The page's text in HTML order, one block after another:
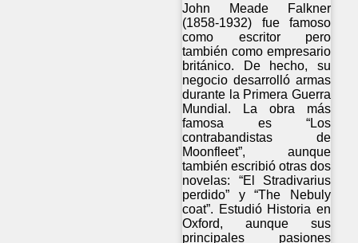
John Meade Falkner
(1858-1932) fue famoso
como escritor pero
también como empresario
británico. De hecho, su
negocio desarrolló armas
durante la Primera Guerra
Mundial. La obra más
famosa es “Los
contrabandistas de
Moonfleet”, aunque
también escribió otras dos
novelas: “El Stradivarius
perdido” y “The Nebuly
coat”. Estudió Historia en
Oxford, aunque sus
principales pasiones